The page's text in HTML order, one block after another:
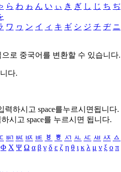
ら わ ゎ ん い ぃ き ぎ し じ ち ぢ
ワ ヮ ン イ ィ キ ギ シ ジ チ ヂ ニ
로 중국어를 변환할 수 있습니다.
다.
력하시고 space를누르시면됩니다.
시고 space를 누르시면 됩니다.
ㅴ ㅵ ㅶ ㅷ ㅸ ㅹ ㅺ ㅻ ㅼ ㅽ ㅾ ㅿ
Φ Χ Ψ Ω α β γ δ ε ζ η θ ι κ λ μ ν ξ ο π